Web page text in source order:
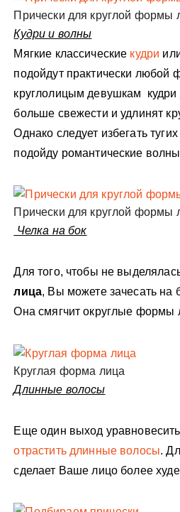
Прически для круглой формы
Кудри и волны
Мягкие классические кудри
подойдут практически любой
круглолицым девушкам кудри
больше свежести и удлинят
Однако следует избегать
подойду романтические
Прически для круглой формы
Челка на бок
Для того, чтобы не
лица, Вы можете зачесать на
Она смягчит округлые формы
Круглая форма лица
Длинные волосы
Еще один выход
отрастить длинные волосы.
сделает Ваше лицо более